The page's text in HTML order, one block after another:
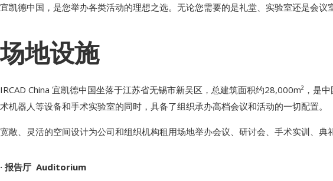
宜凯德中国，是您举办各类活动的理想之选。无论您需要的是礼堂、实验室还是会议
场地设施
IRCAD China 宜凯德中国坐落于江苏省无锡市新吴区，总建筑面积约28,000m²，
术机器人等设备和手术实验室的同时，具备了组织承办高档会议和活动的一切配置。
宽敞、灵活的空间设计为公司和组织机构租用场地举办会议、研讨会、手术实训、典
· 报告厅 Auditorium